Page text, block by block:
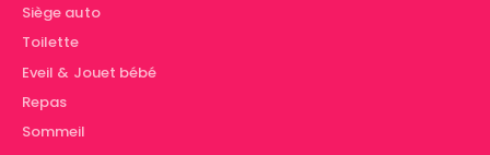
Siège auto
Toilette
Eveil & Jouet bébé
Repas
Sommeil